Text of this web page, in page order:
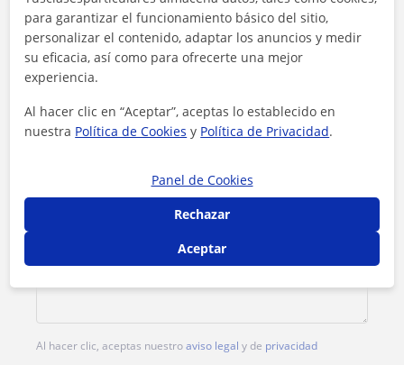
1ª clase gratis
Al hacer clic, aceptas nuestroaviso legal y de privacidad
para garantizar el funcionamiento básico del sitio,
personalizar el contenido, adaptar los anuncios y medir
su eficacia, así como para ofrecerte una mejor
experiencia.
Al hacer clic en “Aceptar”, aceptas lo establecido en
nuestra Política de Cookies y Política de Privacidad.
Panel de Cookies
Rechazar
Aceptar